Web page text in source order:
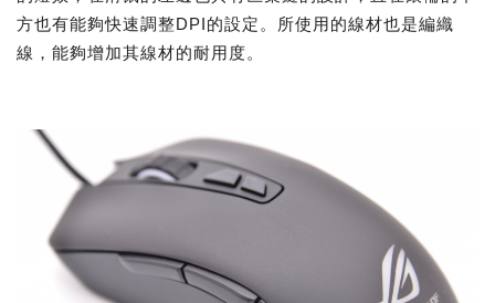
方也有能夠快速調整DPI的設定。所使用的線材也是編織
線，能夠增加其線材的耐用度。